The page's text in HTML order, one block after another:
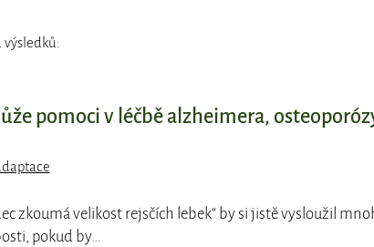
výsledků:
pomoci v léčbě alzheimera,
zkoumá velikost rejsčích lebek“ by si jistě vysloužil
pokud by…